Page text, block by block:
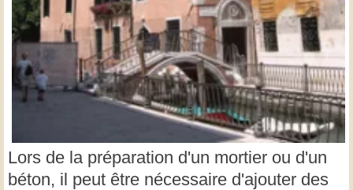
Lors de la préparation d'un mortier ou d'un
béton, il peut être nécessaire d'ajouter des